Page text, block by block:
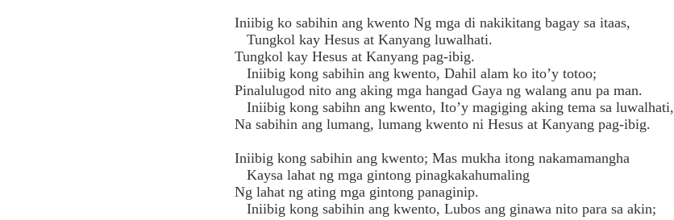
Iniibig ko sabihin ang kwento Ng mga di nakikitang bagay sa itaas,
Tungkol kay Hesus at Kanyang luwalhati.
Tungkol kay Hesus at Kanyang pag-ibig.
Iniibig kong sabihin ang kwento, Dahil alam ko ito’y totoo;
Pinalulugod nito ang aking mga hangad Gaya ng walang anu pa man.
Iniibig kong sabihn ang kwento, Ito’y magiging aking tema sa luwalhati,
Na sabihin ang lumang, lumang kwento ni Hesus at Kanyang pag-ibig.
Iniibig kong sabihin ang kwento; Mas mukha itong nakamamangha
Kaysa lahat ng mga gintong pinagkakahumaling
Ng lahat ng ating mga gintong panaginip.
Iniibig kong sabihin ang kwento, Lubos ang ginawa nito para sa akin;